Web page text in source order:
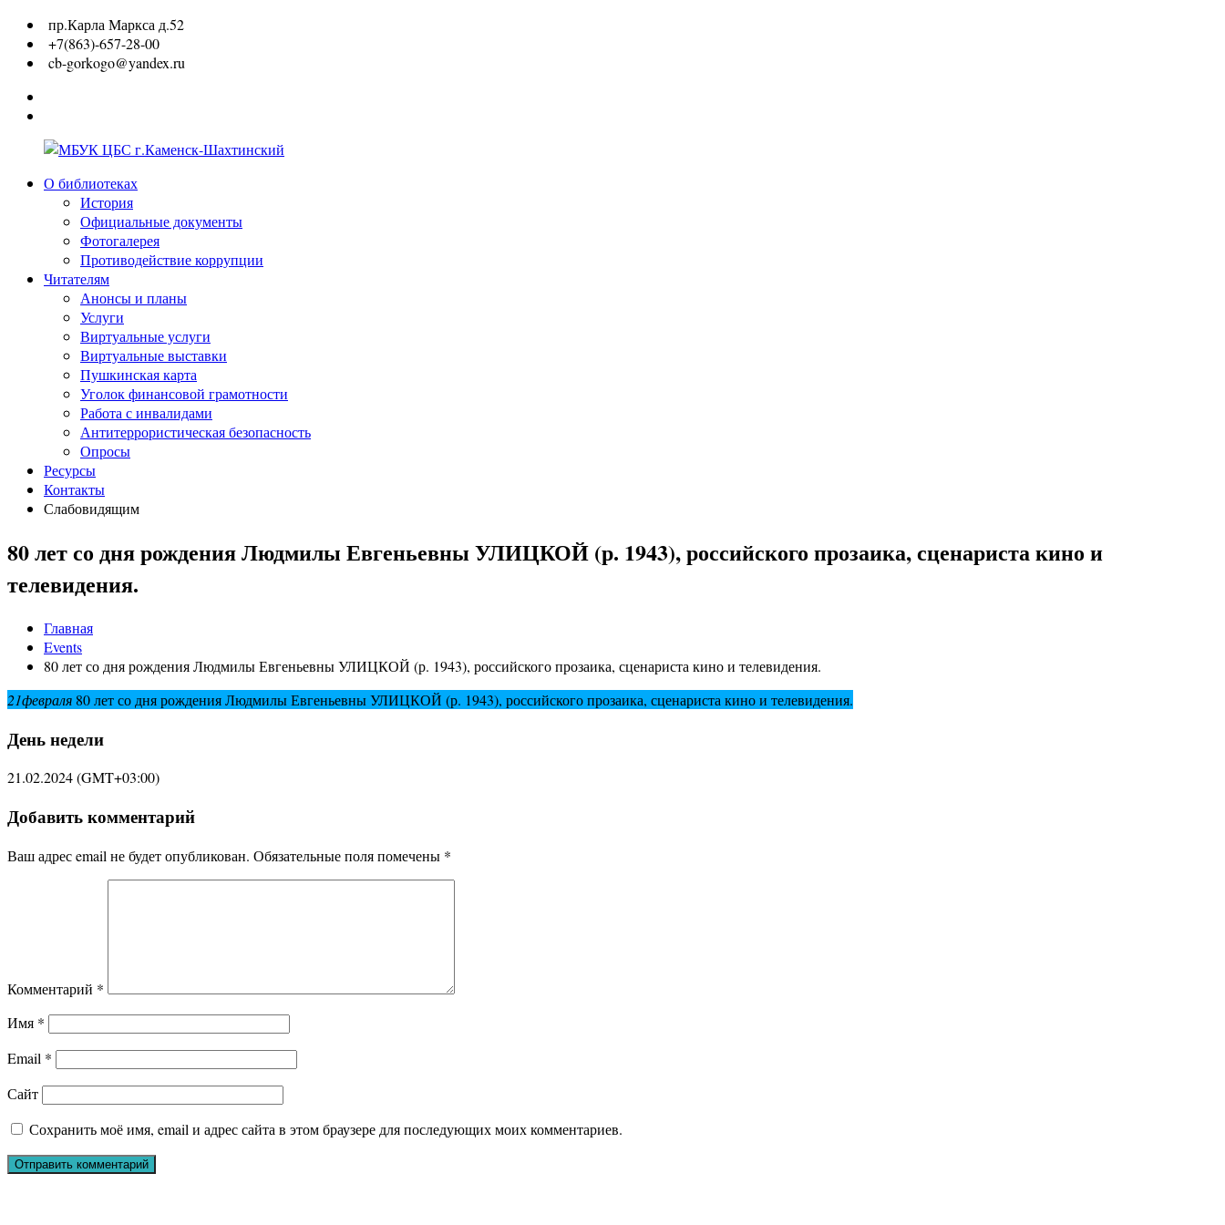
Перейти
содержимому
пр.Карла Маркса д.52
+7(863)-657-28-00
cb-gorkogo@yandex.ru
г.Каменск-
Шахтинский
О библиотеках
История
Официальные документы
Фотогалерея
Противодействие коррупции
Читателям
Анонсы и планы
Услуги
Виртуальные услуги
Виртуальные выставки
Пушкинская карта
Уголок финансовой грамотности
Работа с инвалидами
Антитеррористическая безопасность
Опросы
Ресурсы
Контакты
Слабовидящим
80 лет со дня рождения Людмилы Евгеньевны УЛИЦКОЙ (р. 1943), российского прозаика, сценариста кино и
телевидения.
Главная
Events
80 лет со дня рождения Людмилы Евгеньевны УЛИЦКОЙ (р. 1943), российского прозаика, сценариста кино и телевидения.
21февраля 80 лет со дня рождения Людмилы Евгеньевны УЛИЦКОЙ (р. 1943), российского прозаика, сценариста кино и телевидения.
День недели
21.02.2024(GMT+03:00)
Добавить комментарий
Ваш адрес email не будет опубликован. Обязательные поля помечены *
Комментарий *
Имя *
Email *
Сайт
Сохранить моё имя, email и адрес сайта в этом браузере для последующих моих комментариев.